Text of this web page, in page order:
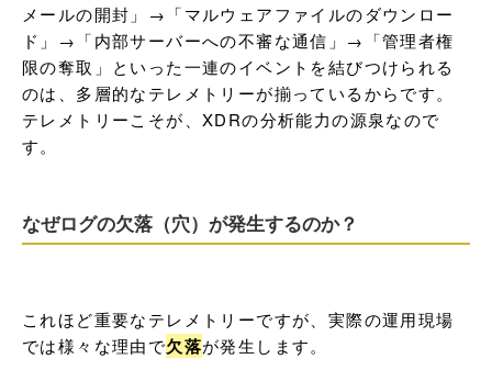
メールの開封」→「マルウェアファイルのダウンロー
ド」→「内部サーバーへの不審な通信」→「管理者権
限の奪取」といった一連のイベントを結びつけられる
のは、多層的なテレメトリーが揃っているからです。
テレメトリーこそが、XDRの分析能力の源泉なので
す。
なぜログの欠落（穴）が発生するのか？
これほど重要なテレメトリーですが、実際の運用現場
では様々な理由で欠落が発生します。